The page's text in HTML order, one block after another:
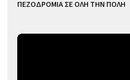
ΠΕΖΟΔΡΟΜΙΑ ΣΕ ΟΛΗ ΤΗΝ ΠΟΛΗ